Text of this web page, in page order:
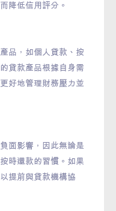
降低信用評分。
品，如個人貸款、按
貸款產品根據自身需
好地管理財務壓力並
面影響，因此無論是
時還款的習慣。如果
提前與貸款機構協